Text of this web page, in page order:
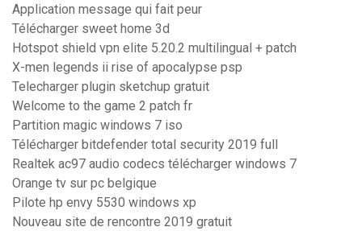
Application message qui fait peur
Télécharger sweet home 3d
Hotspot shield vpn elite 5.20.2 multilingual + patch
X-men legends ii rise of apocalypse psp
Telecharger plugin sketchup gratuit
Welcome to the game 2 patch fr
Partition magic windows 7 iso
Télécharger bitdefender total security 2019 full
Realtek ac97 audio codecs télécharger windows 7
Orange tv sur pc belgique
Pilote hp envy 5530 windows xp
Nouveau site de rencontre 2019 gratuit